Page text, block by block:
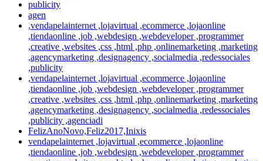
publicity
agen
,vendapelainternet ,lojavirtual ,ecommerce ,lojaonline
,tiendaonline ,job ,webdesign ,webdeveloper ,programmer
,creative ,websites ,css ,html ,php ,onlinemarketing ,marketing
,agencymarketing ,designagency ,socialmedia ,redessociales
,publicity
,vendapelainternet ,lojavirtual ,ecommerce ,lojaonline
,tiendaonline ,job ,webdesign ,webdeveloper ,programmer
,creative ,websites ,css ,html ,php ,onlinemarketing ,marketing
,agencymarketing ,designagency ,socialmedia ,redessociales
,publicity ,agenciadi
FelizAnoNovo,Feliz2017,Inixis
vendapelainternet ,lojavirtual ,ecommerce ,lojaonline
,tiendaonline ,job ,webdesign ,webdeveloper ,programmer